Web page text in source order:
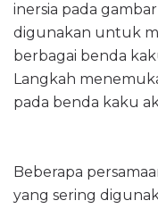
inersia pada
digunakan untuk
berbagai benda
Langkah
pada benda kaku
Beberapa
yang sering